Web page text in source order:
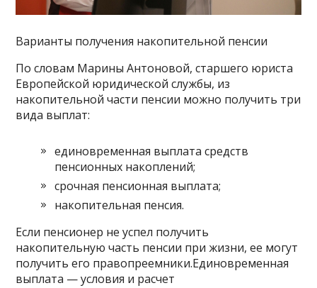
Варианты получения накопительной пенсии
По словам Марины Антоновой, старшего юриста
Европейской юридической службы, из
накопительной части пенсии можно получить три
вида выплат:
единовременная выплата средств
пенсионных накоплений;
срочная пенсионная выплата;
накопительная пенсия.
Если пенсионер не успел получить
накопительную часть пенсии при жизни, ее могут
получить его правопреемники.Единовременная
выплата — условия и расчет